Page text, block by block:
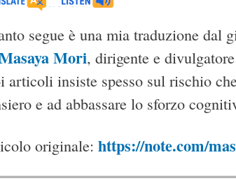
segue è una mia traduzione
Mori, dirigente e
articoli insiste spesso sul rischio
e ad abbassare lo sforzo
originale: https://note.com/